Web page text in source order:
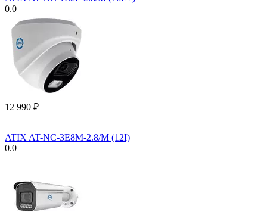
0.0
12 990 ₽
ATIX AT-NC-3E8M-2.8/M (12I)
0.0